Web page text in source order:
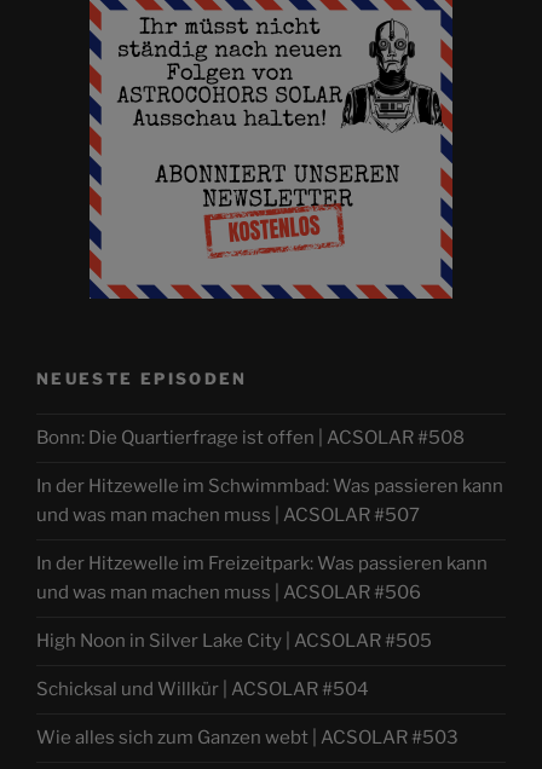
NEUESTE EPISODEN
Bonn: Die Quartierfrage ist offen | ACSOLAR #508
In der Hitzewelle im Schwimmbad: Was passieren kann
und was man machen muss | ACSOLAR #507
In der Hitzewelle im Freizeitpark: Was passieren kann
und was man machen muss | ACSOLAR #506
High Noon in Silver Lake City | ACSOLAR #505
Schicksal und Willkür | ACSOLAR #504
Wie alles sich zum Ganzen webt | ACSOLAR #503